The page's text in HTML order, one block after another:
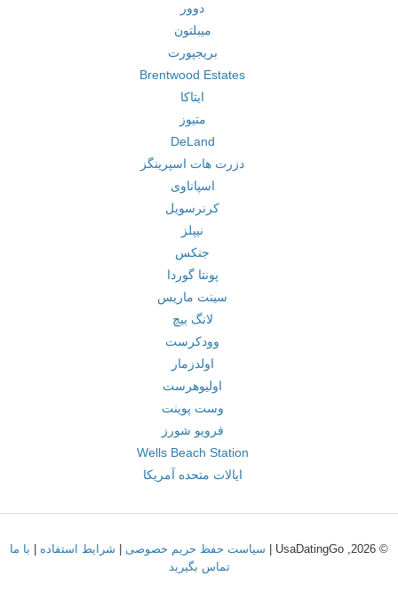
دوور
میبلتون
بریجپورت
Brentwood Estates
ایتاکا
متیوز
DeLand
دزرت هات اسپرینگز
اسپاناوی
کرنرسویل
نیپلز
جنکس
پونتا گوردا
سینت ماریس
لانگ بیچ
وودکرست
اولدزمار
اولیوهرست
وست پوینت
فرویو شورز
Wells Beach Station
ایالات متحده آمریکا
© 2026, UsaDatingGo | سیاست حفظ حریم خصوصی شرایط استفاده
با ما
تماس بگیرید